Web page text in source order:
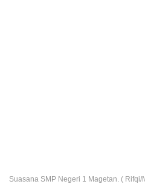
Suasana SMP Negeri 1 Magetan. ( Rifqi/